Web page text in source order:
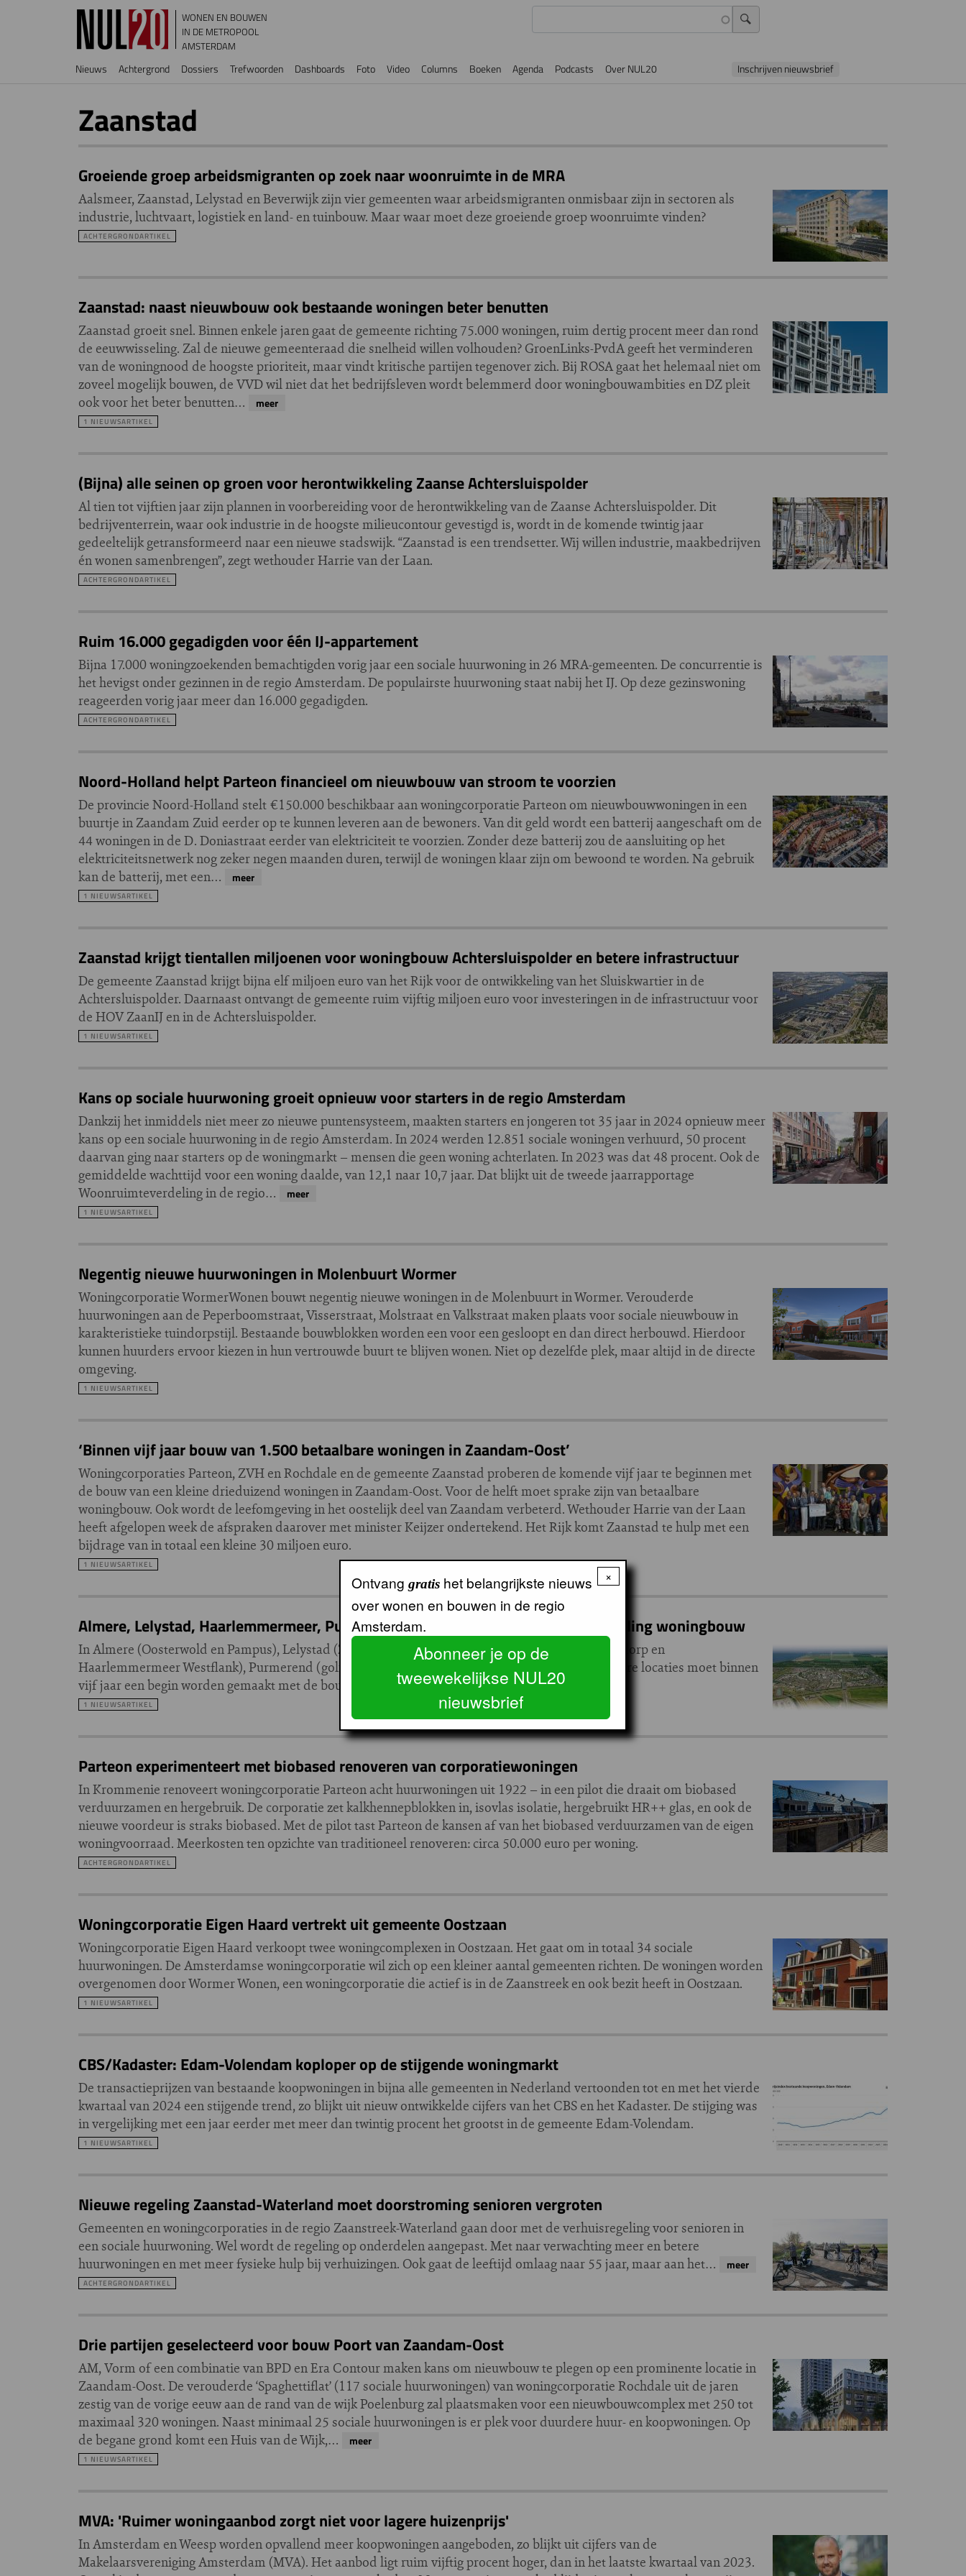
Overslaan en naar de inhoud gaan
WONEN EN BOUWEN
IN DE METROPOOL
AMSTERDAM
Hoofdnavigatie
Nieuws Achtergrond Dossiers Trefwoorden Dashboards Foto Video Columns Boeken Agenda Podcasts Over NUL20 Inschrijven nieuwsbrief
Zaanstad
Groeiende groep arbeidsmigranten op zoek naar woonruimte in de MRA
Aalsmeer, Zaanstad, Lelystad en Beverwijk zijn vier gemeenten waar arbeidsmigranten onmisbaar zijn in sectoren als
industrie, luchtvaart, logistiek en land- en tuinbouw. Maar waar moet deze groeiende groep woonruimte vinden?
ACHTERGRONDARTIKEL
Zaanstad: naast nieuwbouw ook bestaande woningen beter benutten
Zaanstad groeit snel. Binnen enkele jaren gaat de gemeente richting 75.000 woningen, ruim dertig procent meer dan rond
de eeuwwisseling. Zal de nieuwe gemeenteraad die snelheid willen volhouden? GroenLinks-PvdA geeft het verminderen
van de woningnood de hoogste prioriteit, maar vindt kritische partijen tegenover zich. Bij ROSA gaat het helemaal niet om
zoveel mogelijk bouwen, de VVD wil niet dat het bedrijfsleven wordt belemmerd door woningbouwambities en DZ pleit
ook voor het beter benutten…
meer
1 NIEUWSARTIKEL
(Bijna) alle seinen op groen voor herontwikkeling Zaanse Achtersluispolder
Al tien tot vijftien jaar zijn plannen in voorbereiding voor de herontwikkeling van de Zaanse Achtersluispolder. Dit
bedrijventerrein, waar ook industrie in de hoogste milieucontour gevestigd is, wordt in de komende twintig jaar
gedeeltelijk getransformeerd naar een nieuwe stadswijk. “Zaanstad is een trendsetter. Wij willen industrie, maakbedrijven
én wonen samenbrengen”, zegt wethouder Harrie van der Laan.
ACHTERGRONDARTIKEL
Ruim 16.000 gegadigden voor één IJ-appartement
Bijna 17.000 woningzoekenden bemachtigden vorig jaar een sociale huurwoning in 26 MRA-gemeenten. De concurrentie is
het hevigst onder gezinnen in de regio Amsterdam. De populairste huurwoning staat nabij het IJ. Op deze gezinswoning
reageerden vorig jaar meer dan 16.000 gegadigden.
ACHTERGRONDARTIKEL
Noord-Holland helpt Parteon financieel om nieuwbouw van stroom te voorzien
De provincie Noord-Holland stelt €150.000 beschikbaar aan woningcorporatie Parteon om nieuwbouwwoningen in een
buurtje in Zaandam Zuid eerder op te kunnen leveren aan de bewoners. Van dit geld wordt een batterij aangeschaft om de
44 woningen in de D. Doniastraat eerder van elektriciteit te voorzien. Zonder deze batterij zou de aansluiting op het
elektriciteitsnetwerk nog zeker negen maanden duren, terwijl de woningen klaar zijn om bewoond te worden. Na gebruik
kan de batterij, met een…
meer
1 NIEUWSARTIKEL
Zaanstad krijgt tientallen miljoenen voor woningbouw Achtersluispolder en betere infrastructuur
De gemeente Zaanstad krijgt bijna elf miljoen euro van het Rijk voor de ontwikkeling van het Sluiskwartier in de
Achtersluispolder. Daarnaast ontvangt de gemeente ruim vijftig miljoen euro voor investeringen in de infrastructuur voor
de HOV ZaanIJ en in de Achtersluispolder.
1 NIEUWSARTIKEL
Kans op sociale huurwoning groeit opnieuw voor starters in de regio Amsterdam
Dankzij het inmiddels niet meer zo nieuwe puntensysteem, maakten starters en jongeren tot 35 jaar in 2024 opnieuw meer
kans op een sociale huurwoning in de regio Amsterdam. In 2024 werden 12.851 sociale woningen verhuurd, 50 procent
daarvan ging naar starters op de woningmarkt – mensen die geen woning achterlaten. In 2023 was dat 48 procent. Ook de
gemiddelde wachttijd voor een woning daalde, van 12,1 naar 10,7 jaar. Dat blijkt uit de tweede jaarrapportage
Woonruimteverdeling in de regio…
meer
1 NIEUWSARTIKEL
Negentig nieuwe huurwoningen in Molenbuurt Wormer
Woningcorporatie WormerWonen bouwt negentig nieuwe woningen in de Molenbuurt in Wormer. Verouderde
huurwoningen aan de Peperboomstraat, Visserstraat, Molstraat en Valkstraat maken plaats voor sociale nieuwbouw in
karakteristieke tuindorpstijl. Bestaande bouwblokken worden een voor een gesloopt en dan direct herbouwd. Hierdoor
kunnen huurders ervoor kiezen in hun vertrouwde buurt te blijven wonen. Niet op dezelfde plek, maar altijd in de directe
omgeving.
1 NIEUWSARTIKEL
‘Binnen vijf jaar bouw van 1.500 betaalbare woningen in Zaandam-Oost’
Woningcorporaties Parteon, ZVH en Rochdale en de gemeente Zaanstad proberen de komende vijf jaar te beginnen met
de bouw van een kleine drieduizend woningen in Zaandam-Oost. Voor de helft moet sprake zijn van betaalbare
woningbouw. Ook wordt de leefomgeving in het oostelijk deel van Zaandam verbeterd. Wethouder Harrie van der Laan
heeft afgelopen week de afspraken daarover met minister Keijzer ondertekend. Het Rijk komt Zaanstad te hulp met een
bijdrage van in totaal een kleine 30 miljoen euro.
1 NIEUWSARTIKEL
Almere, Lelystad, Haarlemmermeer, Purmerend en Zaanstad aan zet voor versnelling woningbouw
In Almere (Oosterwold en Pampus), Lelystad (Zuiderhage), Haarlemmermeer (Spoorzone Hoofddorp en
Haarlemmermeer Westflank), Purmerend (golfbaan), Zaanstad (Achtersluispolder) en op 17 andere locaties moet binnen
vijf jaar een begin worden gemaakt met de bouw van 150.000 nieuwe woningen.
1 NIEUWSARTIKEL
Parteon experimenteert met biobased renoveren van corporatiewoningen
In Krommenie renoveert woningcorporatie Parteon acht huurwoningen uit 1922 – in een pilot die draait om biobased
verduurzamen en hergebruik. De corporatie zet kalkhennepblokken in, isovlas isolatie, hergebruikt HR++ glas, en ook de
nieuwe voordeur is straks biobased. Met de pilot tast Parteon de kansen af van het biobased verduurzamen van de eigen
woningvoorraad. Meerkosten ten opzichte van traditioneel renoveren: circa 50.000 euro per woning.
ACHTERGRONDARTIKEL
Woningcorporatie Eigen Haard vertrekt uit gemeente Oostzaan
Woningcorporatie Eigen Haard verkoopt twee woningcomplexen in Oostzaan. Het gaat om in totaal 34 sociale
huurwoningen. De Amsterdamse woningcorporatie wil zich op een kleiner aantal gemeenten richten. De woningen worden
overgenomen door Wormer Wonen, een woningcorporatie die actief is in de Zaanstreek en ook bezit heeft in Oostzaan.
1 NIEUWSARTIKEL
CBS/Kadaster: Edam-Volendam koploper op de stijgende woningmarkt
De transactieprijzen van bestaande koopwoningen in bijna alle gemeenten in Nederland vertoonden tot en met het vierde
kwartaal van 2024 een stijgende trend, zo blijkt uit nieuw ontwikkelde cijfers van het CBS en het Kadaster. De stijging was
in vergelijking met een jaar eerder met meer dan twintig procent het grootst in de gemeente Edam-Volendam.
1 NIEUWSARTIKEL
Nieuwe regeling Zaanstad-Waterland moet doorstroming senioren vergroten
Gemeenten en woningcorporaties in de regio Zaanstreek-Waterland gaan door met de verhuisregeling voor senioren in
een sociale huurwoning. Wel wordt de regeling op onderdelen aangepast. Met naar verwachting meer en betere
huurwoningen en met meer fysieke hulp bij verhuizingen. Ook gaat de leeftijd omlaag naar 55 jaar, maar aan het…
meer
ACHTERGRONDARTIKEL
Drie partijen geselecteerd voor bouw Poort van Zaandam-Oost
AM, Vorm of een combinatie van BPD en Era Contour maken kans om nieuwbouw te plegen op een prominente locatie in
Zaandam-Oost. De verouderde ‘Spaghettiflat’ (117 sociale huurwoningen) van woningcorporatie Rochdale uit de jaren
zestig van de vorige eeuw aan de rand van de wijk Poelenburg zal plaatsmaken voor een nieuwbouwcomplex met 250 tot
maximaal 320 woningen. Naast minimaal 25 sociale huurwoningen is er plek voor duurdere huur- en koopwoningen. Op
de begane grond komt een Huis van de Wijk,…
meer
1 NIEUWSARTIKEL
MVA: 'Ruimer woningaanbod zorgt niet voor lagere huizenprijs'
In Amsterdam en Weesp worden opvallend meer koopwoningen aangeboden, zo blijkt uit cijfers van de
Makelaarsvereniging Amsterdam (MVA). Het aanbod ligt ruim vijftig procent hoger, dan in het laatste kwartaal van 2023.
×
Ontvang gratis het belangrijkste nieuws
over wonen en bouwen in de regio
Amsterdam.
Abonneer je op de
tweewekelijkse NUL20
nieuwsbrief